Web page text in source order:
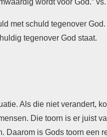
wordt voor God.”
met schuld tegenover
tegenover God staat.
Als die niet verandert,
Die toorn is er juist
is Gods toorn een